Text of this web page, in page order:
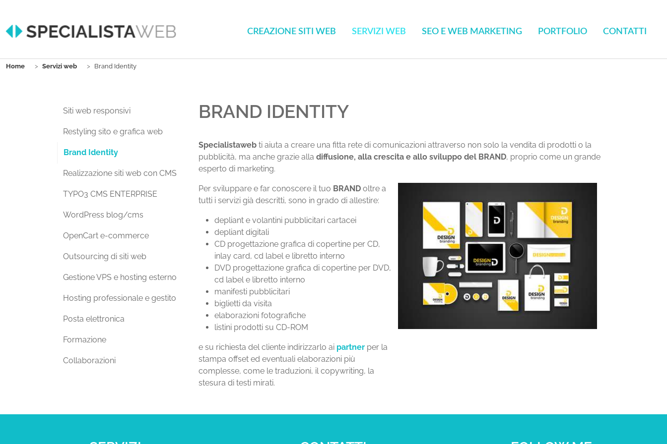
CREAZIONE SITI WEB SERVIZI WEB SEO E WEB MARKETING PORTFOLIO CONTATTI
You are here:
Home Servizi web Brand Identity
Siti web responsivi
Restyling sito e grafica web
Brand Identity(current)
Realizzazione siti web con CMS
TYPO3 CMS ENTERPRISE
WordPress blog/cms
OpenCart e-commerce
Outsourcing di siti web
Gestione VPS e hosting esterno
Hosting professionale e gestito
Posta elettronica
Formazione
Collaborazioni
BRAND IDENTITY
Specialistaweb ti aiuta a creare una fitta rete di comunicazioni attraverso non solo la vendita di prodotti o la
pubblicità, ma anche grazie alla diffusione, alla crescita e allo sviluppo del BRAND, proprio come un grande
esperto di marketing.
Per sviluppare e far conoscere il tuo BRAND oltre a
tutti i servizi già descritti, sono in grado di allestire:
depliant e volantini pubblicitari cartacei
depliant digitali
CD progettazione grafica di copertine per CD,
inlay card, cd label e libretto interno
DVD progettazione grafica di copertine per DVD,
cd label e libretto interno
manifesti pubblicitari
biglietti da visita
elaborazioni fotografiche
listini prodotti su CD-ROM
e su richiesta del cliente indirizzarlo ai partner per la
stampa offset ed eventuali elaborazioni più
complesse, come le traduzioni, il copywriting, la
stesura di testi mirati.